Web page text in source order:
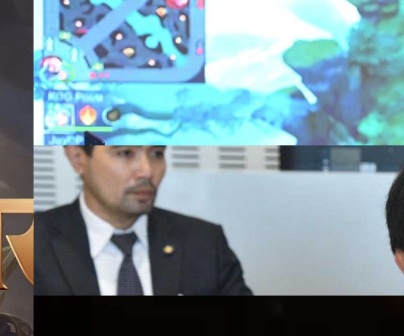
09/08/2024
RoV ฉลอง 8 ปี ตั้งเป้าลุยต่อรันวงการอีสปอร์ตวางรากฐานให้คนรุ่นใหม่ !
Garena ผู้ให้บริการเกมเบอร์ต้น ๆ ของประเทศไทย ได้ฉลองความสําเร็จของเกม MOBA อันดับ 1 ใน
ประเทศไทย อย่างเกม Arena of Valor (RoV) ที่กําลังจะครบรอบ 8 ปี ในเดือนตุลาคมที่กําลังจะถึงนี้ ด้วยยอด
ผู้เล่นทั่วโลกกว่า 255 ล้านบัญชี ! พร้อมเผยเบื้องหลังความสําเร็จที่ทําให้ RoV เป็นเกมฮิตติดลมบนมาอย่าง
ยาวนาน และประกาศศึก RoV Pro League 2024 Winter (RPL) การแข่งขันอีสปอร์ตบนเกม RoV ระดับ
ประเทศ 8 ปี RoV นับว่าเป็นปรากฏการณ์ในวงการเกมไทยที่สามารถทำลายวัฏจักรเกมมือถือที่มีค่าเฉลี่ยให้
บริการอยู่ที่ 4 - 5 ปีโดยประมาณ อีกทั้งยังเป็นเกมที่ทํารายได้สูงสุดในประเทศไทยปี 2566 โดยมียอด
ดาวน์โหลดกว่า 58 ล้านครั้ง และในปี 2567 มียอดผู้เล่นต่อเดือนเฉลี่ยราว 12 ล้านบัญชี ทั้งยังครองตําแหน่ง
เกมมือถือที่ทํารายได้สูงสุดในประเทศไทยปี 2566…
วรายุทธ เชิดศรีชูเกียรติ| 727 days ago
Read More
27/10/2023
ส.ส. ท็อป พรรคก้าวไกล ยื่นบัญชีเกม ROV ที่เติมไปกว่า 80,000 บาท ให้คณะ
กรรมการตรวจสอบทรัพย์สิน
'ท็อป ชุติพงศ์ พิภพภิญโญ' ส.ส. ระยอง เขต 4 พรรคก้าวไกล ได้ยื่นบัญชีเกม ROV ที่เจ้าตัวเติมไปกว่า 80,000
บาท ให้คณะกรรมการป้องกัน และ ปราบปรามการทุจริตแห่งชาติ (ป.ป.ช.) เข้าตรวจสอบ
กรณ์รัฐภาส ธนวัตไชยศรี| 1013 days ago